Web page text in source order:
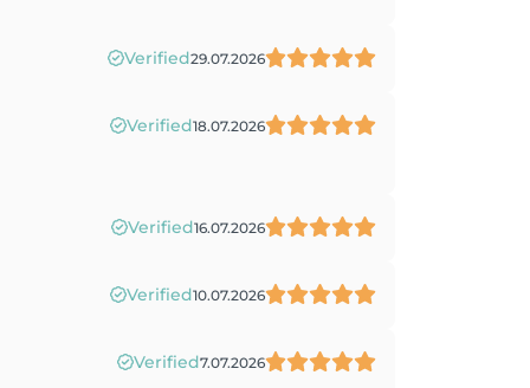
Verified29.07.2026
Verified18.07.2026
Verified16.07.2026
Verified10.07.2026
Verified7.07.2026